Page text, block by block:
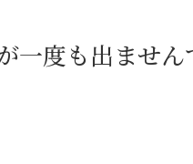
一度も出ません